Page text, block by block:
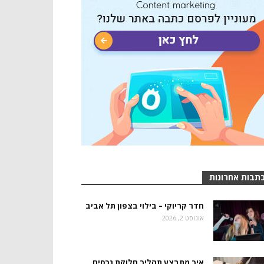
אחרונות
חדר קריוקי – בילוי בצפון תל אביב
אוגוסט 2, 2026